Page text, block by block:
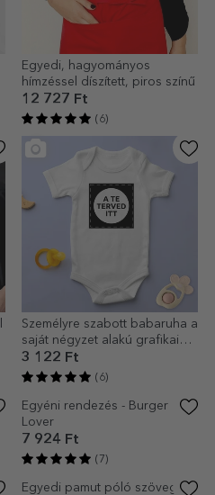
Egyedi, hagyományos
hímzéssel díszített, piros színű
12 727 Ft
(6)
Személyre szabott babaruha a
saját négyzet alakú grafikai
tervezéseddel
3 122 Ft
(6)